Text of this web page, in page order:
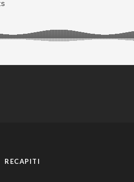
RECAPITI